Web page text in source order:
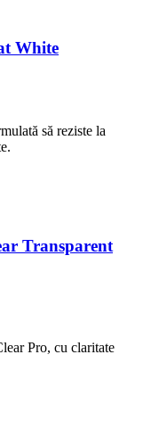
White
să reziste la
Transparent
Pro, cu claritate